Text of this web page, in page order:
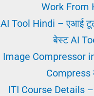
सरकारी
जानकारी
Work From
AI Tool Hindi – एआई
बेस्ट AI
Image Compressor
Compress
ITI Course Details –